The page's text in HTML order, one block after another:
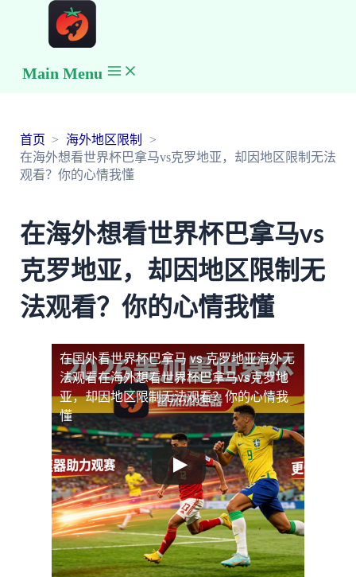
Main Menu
首页
海外地区限制
在海外想看世界杯巴拿马vs克罗地亚，却因地区限制无法
观看？你的心情我懂
在海外想看世界杯巴拿马vs
克罗地亚，却因地区限制无
法观看？你的心情我懂
在国外看世界杯巴拿马 vs 克罗地亚海外无
法观看在海外想看世界杯巴拿马vs克罗地
亚，却因地区限制无法观看？你的心情我
懂